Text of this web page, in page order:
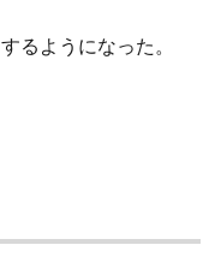
るようになった。